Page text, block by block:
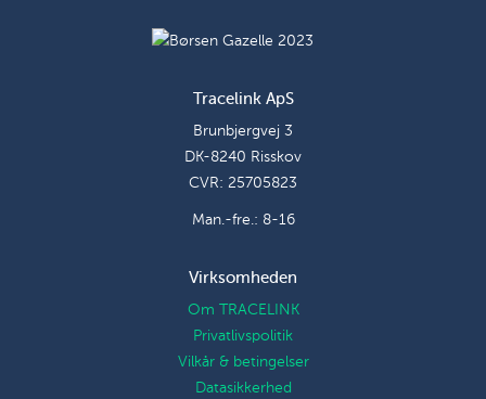
Tracelink ApS
Brunbjergvej 3
DK-8240 Risskov
CVR: 25705823
Man.-fre.: 8-16
Virksomheden
Om TRACELINK
Privatlivspolitik
Vilkår & betingelser
Datasikkerhed